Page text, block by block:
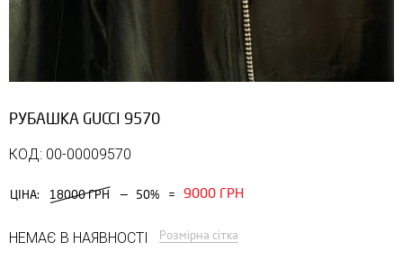
РУБАШКА GUCCI 9570
КОД: 00-00009570
ЦІНА: 18000 ГРН — 50% = 9000 ГРН
НЕМАЄ В НАЯВНОСТІ Розмірна сітка